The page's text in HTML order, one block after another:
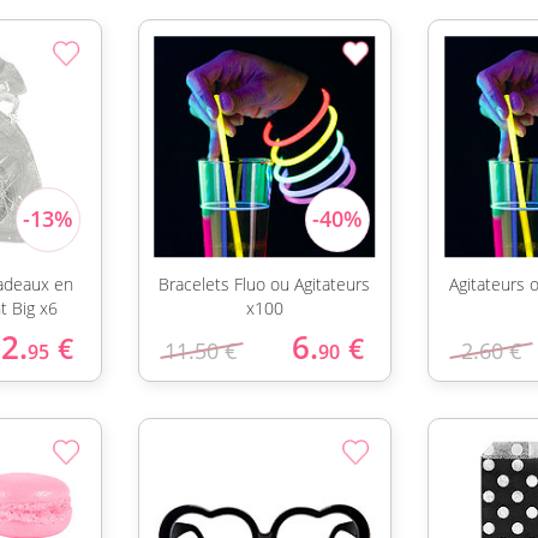
en
Big x6
2.95 €
Bracelets Fluo ou Agitateurs
x100
11.50 € 6.90 €
Agitateurs
2.60 €